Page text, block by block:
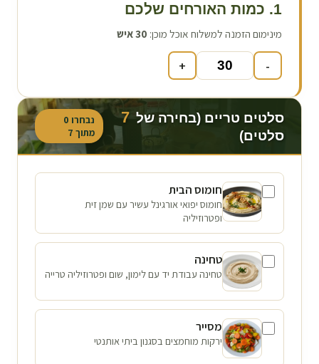
1. כמות האורחים שלכם
מינימום הזמנה למשלוח אוכל מוכן: 30איש
-
+
סלטים טריים (בחירה של 7
סלטים)
נבחרו 0
מתוך 7
חומוס הבית
חומוס יפואי אורגינל עשיר עם שמן זית
ופטרוזיליה
טחינה
טחינה עבודת יד עם לימון, שום ופטרוזיליה טרייה
מסייר
ירקות מוחמצים בסגנון ביתי אותנטי